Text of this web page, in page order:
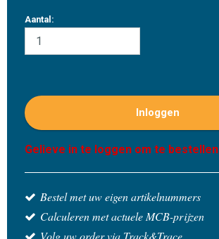
Aantal:
Inloggen
Gelieve in te loggen om te bestellen
Bestel met uw eigen artikelnummers
Calculeren met actuele MCB-prijzen